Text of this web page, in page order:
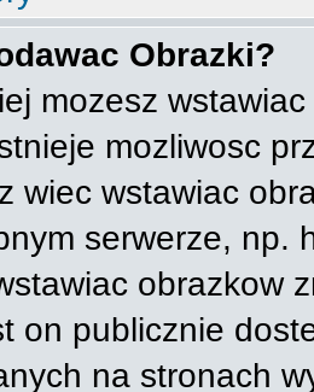
Obrazki?
mozesz
mozliwosc
wiec wstawiac
serwerze, np.
obrazkow
on publicznie
na stronach